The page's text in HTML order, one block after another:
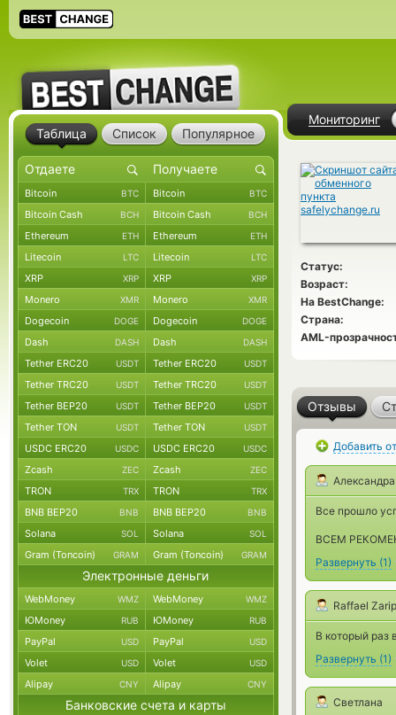
Мониторинг
Статус:
Возраст:
На BestChange:
Страна:
AML-
Отзывы
Добавить
Александра
Все прошло
ВСЕМ
Развернуть (1)
Raffael
В который раз
Развернуть (1)
Светлана
Таблица Список Популярное
Bitcoin BTC Bitcoin BTC
Bitcoin Cash BCH Bitcoin Cash BCH
Ethereum ETH Ethereum ETH
Litecoin LTC Litecoin LTC
XRP XRP XRP XRP
Monero XMR Monero XMR
Dogecoin DOGE Dogecoin DOGE
Dash DASH Dash DASH
Tether ERC20 USDT Tether ERC20 USDT
Tether TRC20 USDT Tether TRC20 USDT
Tether BEP20 USDT Tether BEP20 USDT
Tether TON USDT Tether TON USDT
USDC ERC20 USDC USDC ERC20 USDC
Zcash ZEC Zcash ZEC
TRON TRX TRON TRX
BNB BEP20 BNB BNB BEP20 BNB
Solana SOL Solana SOL
Gram (Toncoin) GRAM Gram (Toncoin) GRAM
Электронные деньги
WebMoney WMZ WebMoney WMZ
ЮMoney RUB ЮMoney RUB
PayPal USD PayPal USD
Volet USD Volet USD
Alipay CNY Alipay CNY
Банковские счета и карты